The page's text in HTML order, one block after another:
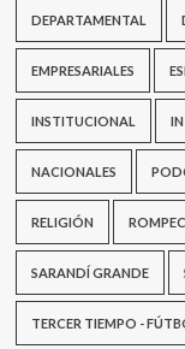
DEPARTAMENTAL
EMPRESARIALES
INSTITUCIONAL
NACIONALES
RELIGIÓN
SARANDÍ GRANDE
TERCER TIEMPO -